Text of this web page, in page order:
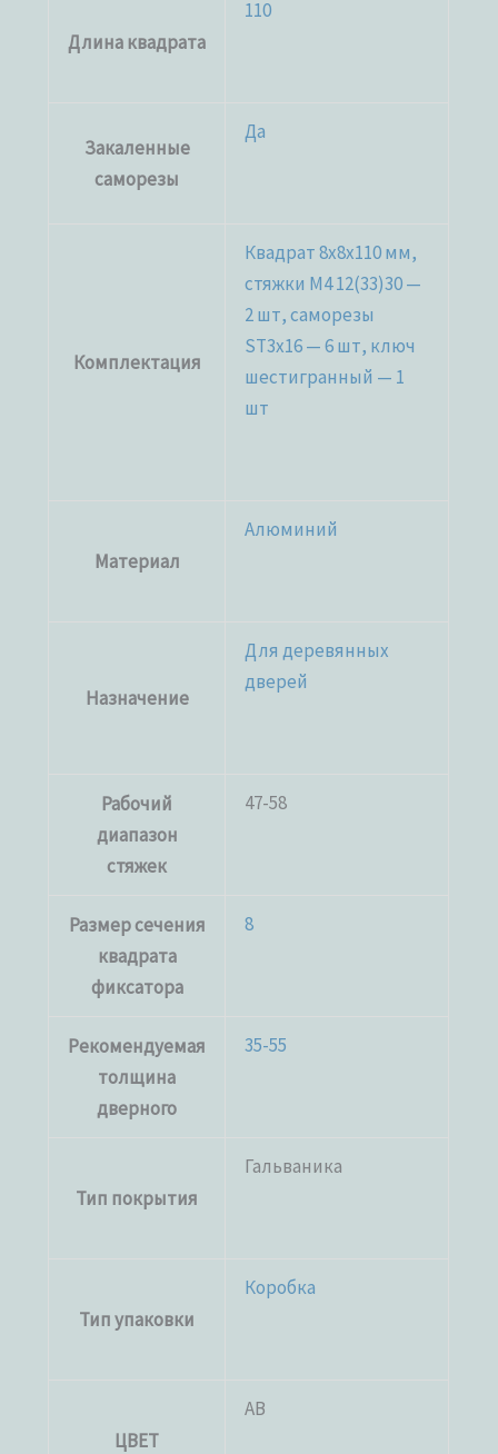
Длина квадрата
110
Закаленные
саморезы
Да
Комплектация
Квадрат 8х8х110 мм,
стяжки М4 12(33)30 —
2 шт, саморезы
ST3x16 — 6 шт, ключ
шестигранный — 1
шт
Материал
Алюминий
Назначение
Для деревянных
дверей
Рабочий
диапазон
стяжек
47-58
Размер сечения
квадрата
фиксатора
8
Рекомендуемая
толщина
дверного
35-55
Тип покрытия
Гальваника
Тип упаковки
Коробка
ЦВЕТ
AB